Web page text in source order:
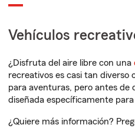
Vehículos
¿Disfruta del aire libre con una
recreativos es casi tan diverso
para aventuras, pero antes de
diseñada específicamente
¿Quiere más información?